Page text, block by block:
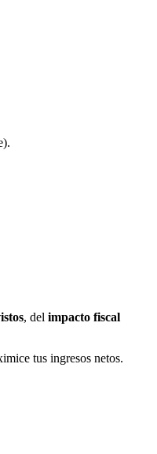
, del impacto fiscal
tus ingresos netos.